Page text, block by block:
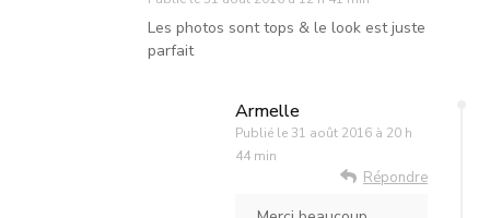
Les photos sont tops & le look est juste
parfait
Armelle
Publié le 31 août 2016 à 20 h
44 min
Répondre